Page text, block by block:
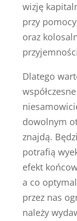
wizję
przy
oraz
Dlatego
współczesne
dowolnym
znajdą.
potrafią
efekt
a co
przez nas
należy